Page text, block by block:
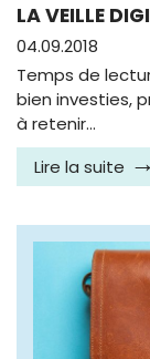
LA VEILLE
04.09.2018
Temps de
bien investies,
à retenir…
Lire la suite